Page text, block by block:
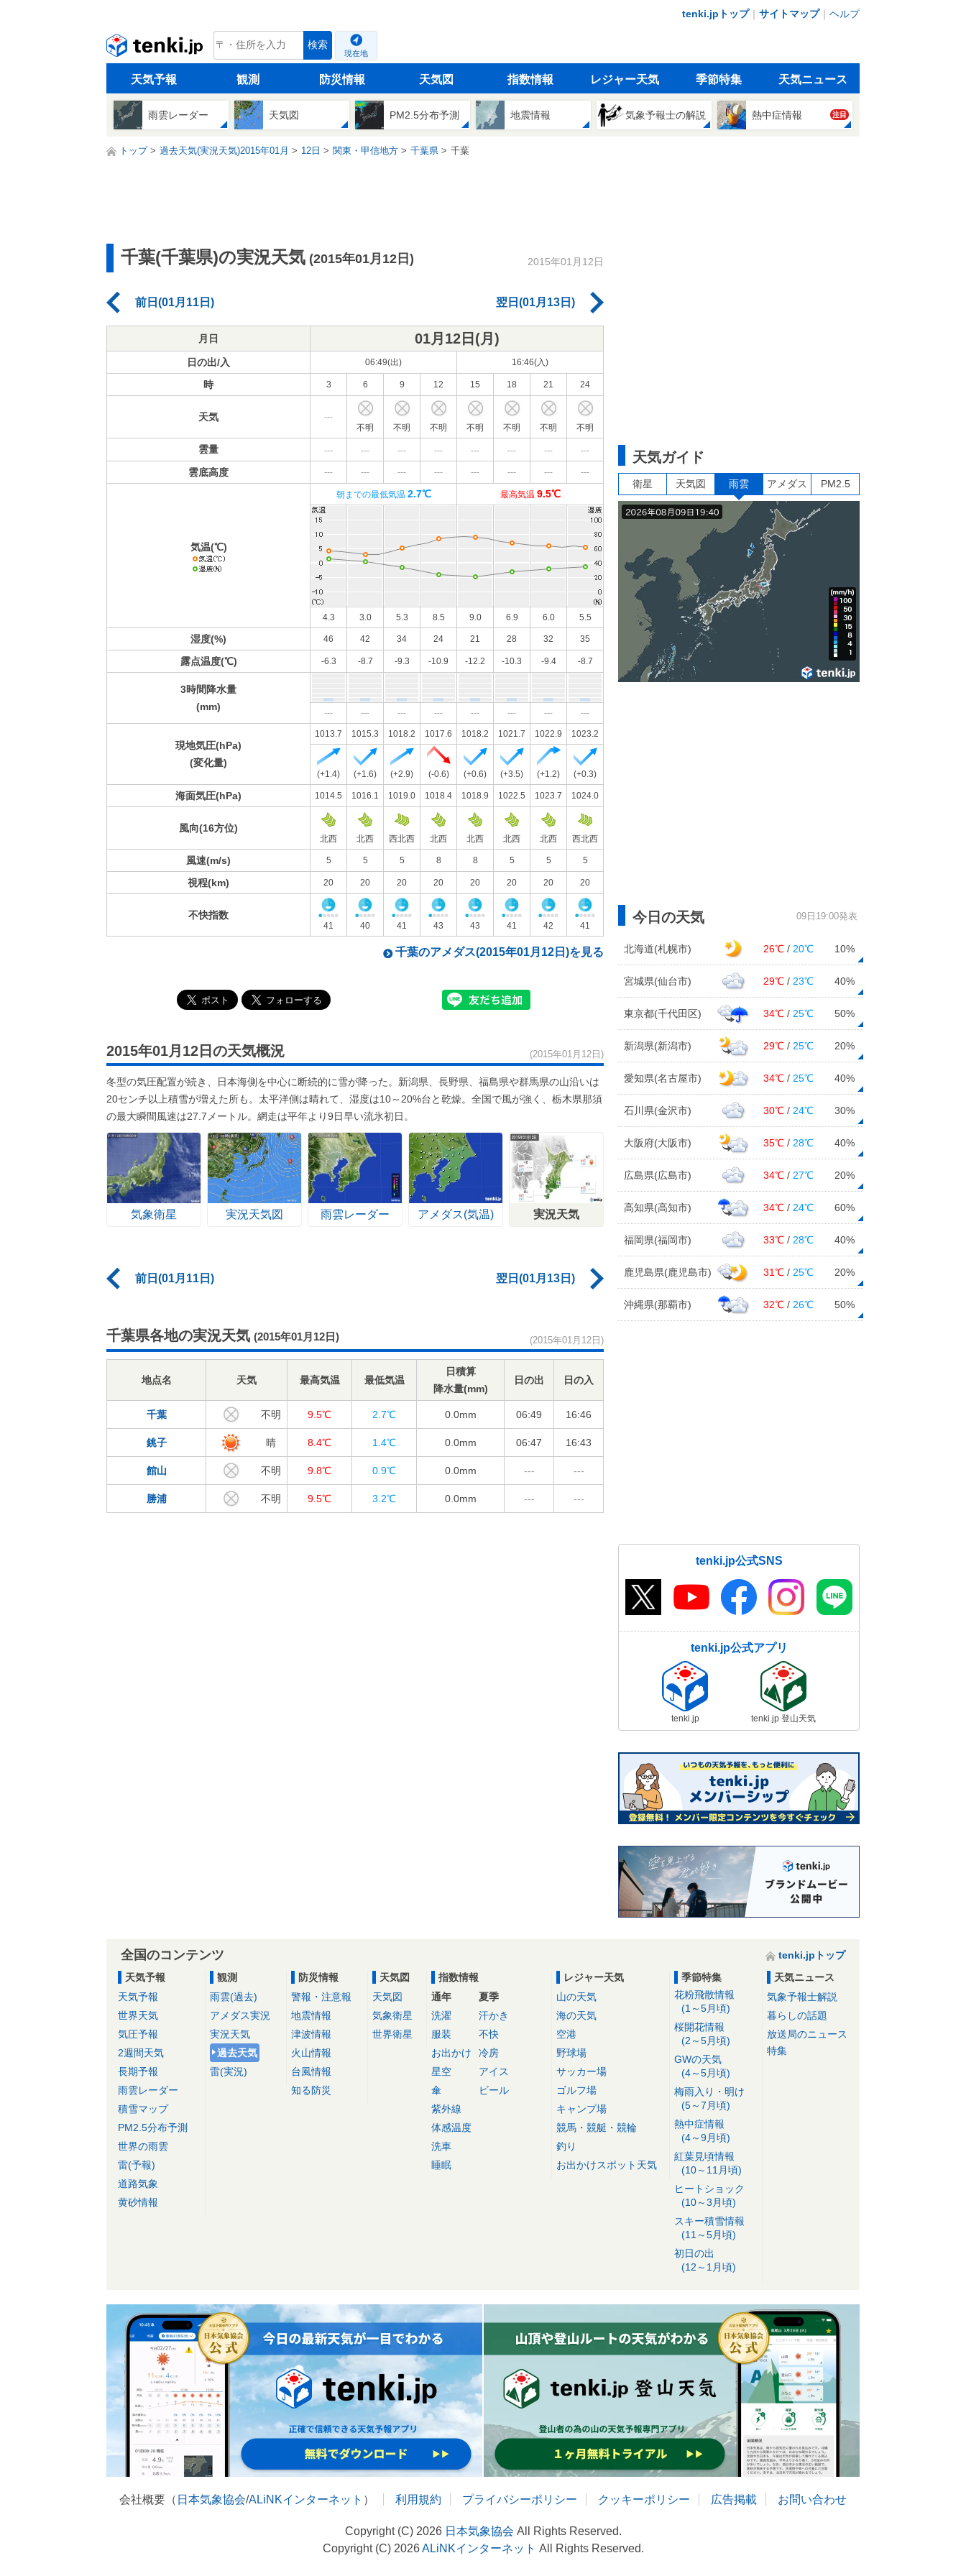
tenki.jpトップ｜ サイトマップ｜ ヘルプ
tenki.jp 検索
現在地
天気予報 観測 防災情報 天気図 指数情報 レジャー天気 季節特集 天気ニュース
雨雲レーダー 天気図 PM2.5分布予測 地震情報 気象予報士の解説 熱中症情報 注目
トップ 過去天気(実況天気)2015年01月 12日 関東・甲信地方 千葉県 千葉
千葉(千葉県)の実況天気 (2015年01月12日) 2015年01月12日
前日(01月11日) 翌日(01月13日)
月日 01月12日(月 )
日の出/入 06:49(出) 16:46(入)
時 3 6 9 12 15 18 21 24
天気
---
不明
不明 不明 不明 不明 不明 不明
雲量 --- --- --- --- --- --- --- ---
雲底高度 --- --- --- --- --- --- --- ---
気温(℃)
朝までの最低気温 2.7℃ 最高気温 9.5℃
4.3 3.0 5.3 8.5 9.0 6.9 6.0 5.5
湿度(%) 46 42 34 24 21 28 32 35
露点温度(℃) -6.3 -8.7 -9.3 -10.9 -12.2 -10.3 -9.4 -8.7
3時間降水量
(mm)
--- --- --- --- --- --- --- ---
現地気圧(hPa)
(変化量)
1013.7 1015.3 1018.2 1017.6 1018.2 1021.7 1022.9 1023.2
(+1.4) (+1.6) (+2.9) (-0.6) (+0.6) (+3.5) (+1.2) (+0.3)
海面気圧(hPa) 1014.5 1016.1 1019.0 1018.4 1018.9 1022.5 1023.7 1024.0
風向(16方位)
北西 北西 西北西 北西 北西 北西 北西 西北西
風速(m/s) 5 5 5 8 8 5 5 5
視程(km) 20 20 20 20 20 20 20 20
不快指数
41 40 41 43 43 41 42 41
千葉のアメダス(2015年01月12日)を見る
2015年01月12日の天気概況 (2015年01月12日)
冬型の気圧配置が続き、日本海側を中心に断続的に雪が降った。新潟県、長野県、福島県や群馬県の山沿いは
20センチ以上積雪が増えた所も。太平洋側は晴れて、湿度は10～20%台と乾燥。全国で風が強く、栃木県那須
の最大瞬間風速は27.7メートル。網走は平年より9日早い流氷初日。
気象衛星 実況天気図 雨雲レーダー アメダス(気温) 実況天気
前日(01月11日) 翌日(01月13日)
千葉県各地の実況天気 (2015年01月12日) (2015年01月12日)
地点名 天気 最高気温 最低気温
日積算
降水量(mm)
日の出 日の入
千葉 不明 9.5℃ 2.7℃ 0.0mm 06:49 16:46
銚子 晴 8.4℃ 1.4℃ 0.0mm 06:47 16:43
館山 不明 9.8℃ 0.9℃ 0.0mm --- ---
勝浦 不明 9.5℃ 3.2℃ 0.0mm --- ---
天気ガイド
衛星 天気図 雨雲 アメダス PM2.5
今日の天気 09日19:00発表
北海道(札幌市) 26℃ / 20℃ 10%
宮城県(仙台市) 29℃ / 23℃ 40%
東京都(千代田区) 34℃ / 25℃ 50%
新潟県(新潟市) 29℃ / 25℃ 20%
愛知県(名古屋市) 34℃ / 25℃ 40%
石川県(金沢市) 30℃ / 24℃ 30%
大阪府(大阪市) 35℃ / 28℃ 40%
広島県(広島市) 34℃ / 27℃ 20%
高知県(高知市) 34℃ / 24℃ 60%
福岡県(福岡市) 33℃ / 28℃ 40%
鹿児島県(鹿児島市) 31℃ / 25℃ 20%
沖縄県(那覇市) 32℃ / 26℃ 50%
tenki.jp公式SNS
tenki.jp公式アプリ
tenki.jp tenki.jp 登山天気
全国のコンテンツ
tenki.jpトップ
天気予報
天気予報
世界天気
気圧予報
2週間天気
長期予報
雨雲レーダー
積雪マップ
PM2.5分布予測
世界の雨雲
雷(予報)
道路気象
黄砂情報
観測
雨雲(過去)
アメダス実況
実況天気
過去天気
雷(実況)
防災情報
警報・注意報
地震情報
津波情報
火山情報
台風情報
知る防災
天気図
天気図
気象衛星
世界衛星
指数情報
通年
洗濯
服装
お出かけ
星空
傘
紫外線
体感温度
洗車
睡眠
夏季
汗かき
不快
冷房
アイス
ビール
レジャー天気
山の天気
海の天気
空港
野球場
サッカー場
ゴルフ場
キャンプ場
競馬・競艇・競輪
釣り
お出かけスポット天気
季節特集
花粉飛散情報
(1～5月頃)
桜開花情報
(2～5月頃)
GWの天気
(4～5月頃)
梅雨入り・明け
(5～7月頃)
熱中症情報
(4～9月頃)
紅葉見頃情報
(10～11月頃)
ヒートショック
(10～3月頃)
スキー積雪情報
(11～5月頃)
初日の出
(12～1月頃)
天気ニュース
気象予報士解説
暮らしの話題
放送局のニュース
特集
会社概要（ 日本気象協会/ALiNKインターネット ） 利用規約 プライバシーポリシー クッキーポリシー 広告掲載 お問い合わせ
Copyright (C) 2026 日本気象協会 All Rights Reserved.
Copyright (C) 2026ALiNKインターネット All Rights Reserved.